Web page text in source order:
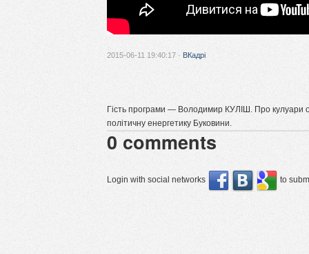
2015-06-11 19:40:17 · ВКадрі
Гість програми — Володимир КУЛІШ. Про кулуари
політичну енергетику Буковини.
0 comments
Login with social networks to